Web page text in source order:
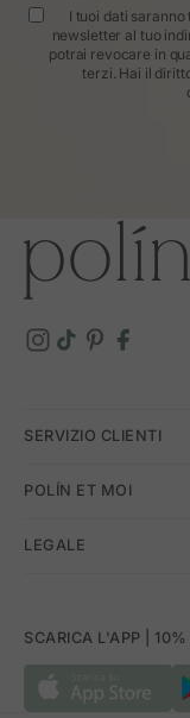
I tuoi dati saranno
newsletter al tuo
potrai revocare in
terzi. Hai il
SERVIZIO CLIENTI
POLÍN ET MOI
LEGALE
SCARICA L'APP |